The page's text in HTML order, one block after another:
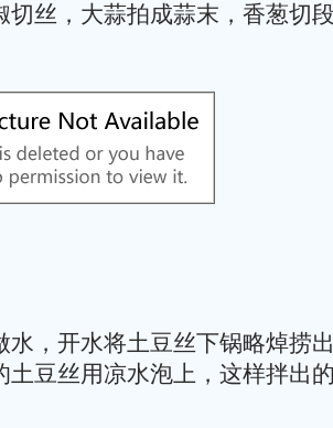
丝，大蒜拍成蒜末，香葱切
，开水将土豆丝下锅略焯捞
豆丝用凉水泡上，这样拌出